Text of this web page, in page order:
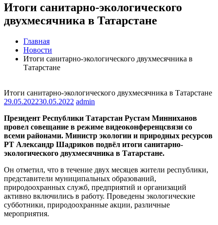
Итоги санитарно-экологического
двухмесячника в Татарстане
Главная
Новости
Итоги санитарно-экологического двухмесячника в
Татарстане
Итоги санитарно-экологического двухмесячника в Татарстане
29.05.202230.05.2022 admin
Президент Республики Татарстан Рустам Минниханов
провел совещание в режиме видеоконференцсвязи со
всеми районами. Министр экологии и природных ресурсов
РТ Александр Шадриков подвёл итоги санитарно-
экологического двухмесячника в Татарстане.
Он отметил, что в течение двух месяцев жители республики,
представители муниципальных образований,
природоохранных служб, предприятий и организаций
активно включились в работу. Проведены экологические
субботники, природоохранные акции, различные
мероприятия.